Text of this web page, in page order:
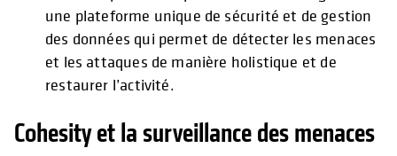
une plateforme unique de sécurité et de gestion
des données qui permet de détecter les menaces
et les attaques de manière holistique et de
restaurer l’activité.
Cohesity et la surveillance des menaces